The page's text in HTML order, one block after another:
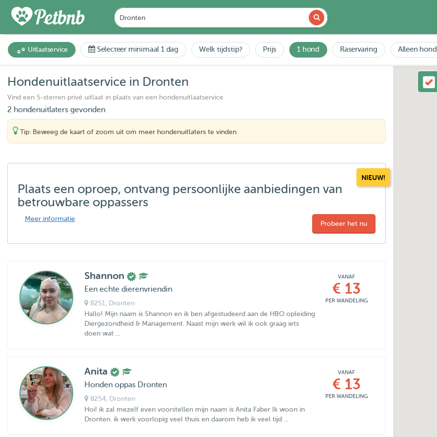
Uitlaatservice Selecteer minimaal 1 dag Welk tijdstip? Prijs 1 hond Raservaring Alleen
Hondenuitlaatservice in Dronten
Vind een 5-sterren privé uitlaat in plaats van een hondenuitlaatservice
2 hondenuitlaters gevonden
Tip: Beweeg de kaart of zoom uit om meer hondenuitlaters te vinden
NIEUW!
Plaats een oproep, ontvang persoonlijke aanbiedingen van
betrouwbare oppassers
Meer informatie
Probeer het nu
Shannon
Een echte dierenvriendin
8251
, Dronten
Hallo! Mijn naam is Shannon en ik ben afgestudeerd aan de HBO opleiding
Diergezondheid & Management. Naast mijn werk wil ik ook graag iets
doen wat ...
VANAF
€ 13
PER WANDELING
Anita
Honden oppas Dronten
8254, Dronten
Hoi! ik zal mezelf even voorstellen mijn naam is Anita Faber Ik woon in
Dronten. ik werk voorlopig veel thuis en daarom heb ik veel tijd ...
VANAF
€ 13
PER WANDELING